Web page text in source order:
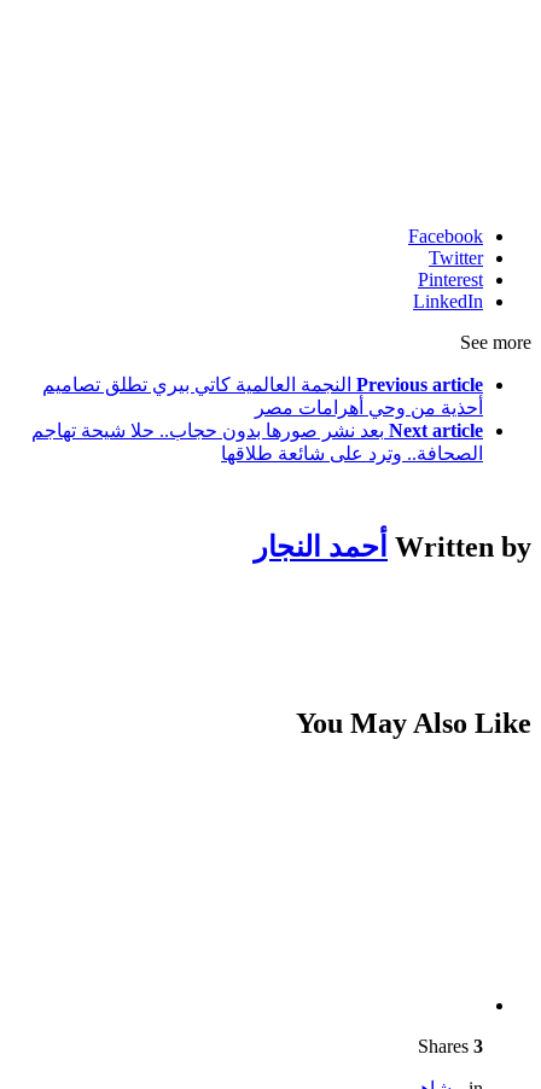
Facebook
Twitter
Pinterest
LinkedIn
See more
Previous article النجمة العالمية ​كاتي بيري تطلق تصاميم
أحذية من وحي أهرامات مصر
Next article بعد نشر صورها بدون حجاب.. حلا شيحة تهاجم
الصحافة.. وترد على شائعة طلاقها
Written by أحمد النجار
You May Also Like
3